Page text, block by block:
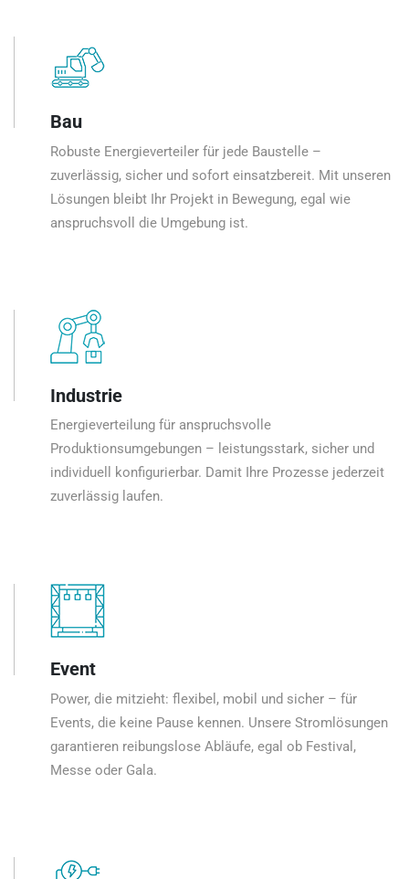
Bau
Robuste Energieverteiler für jede Baustelle –
zuverlässig, sicher und sofort einsatzbereit. Mit unseren
Lösungen bleibt Ihr Projekt in Bewegung, egal wie
anspruchsvoll die Umgebung ist.
Industrie
Energieverteilung für anspruchsvolle
Produktionsumgebungen – leistungsstark, sicher und
individuell konfigurierbar. Damit Ihre Prozesse jederzeit
zuverlässig laufen.
Event
Power, die mitzieht: flexibel, mobil und sicher – für
Events, die keine Pause kennen. Unsere Stromlösungen
garantieren reibungslose Abläufe, egal ob Festival,
Messe oder Gala.